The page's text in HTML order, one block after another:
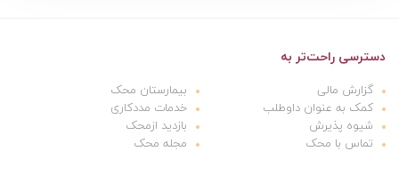
دسترسی راحت‌تر به
گزارش مالی
بیمارستان محک
کمک به عنوان داوطلب
خدمات مددکاری
شیوه پذیرش
بازدید ازمحک
تماس با محک
مجله محک